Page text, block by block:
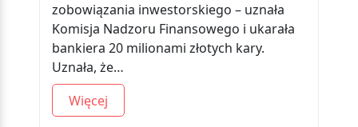
zobowiązania inwestorskiego – uznała
Komisja Nadzoru Finansowego i ukarała
bankiera 20 milionami złotych kary.
Uznała, że…
Więcej